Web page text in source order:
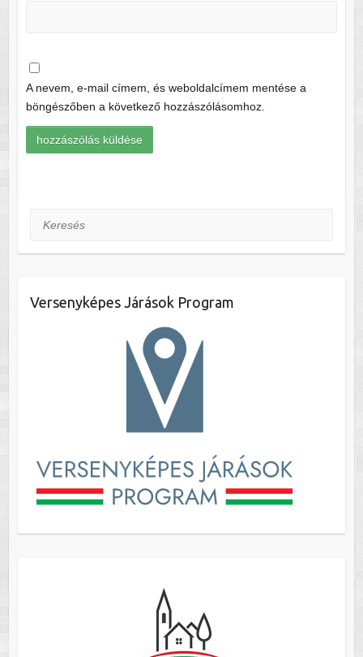
A nevem, e-mail címem, és weboldalcímem mentése a
böngészőben a következő hozzászólásomhoz.
Keresés
Versenyképes Járások Program